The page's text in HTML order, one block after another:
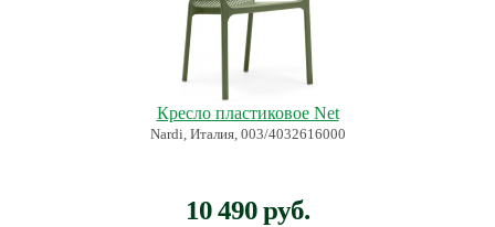
Кресло пластиковое Net
Nardi, Италия, 003/4032616000
10 490 руб.